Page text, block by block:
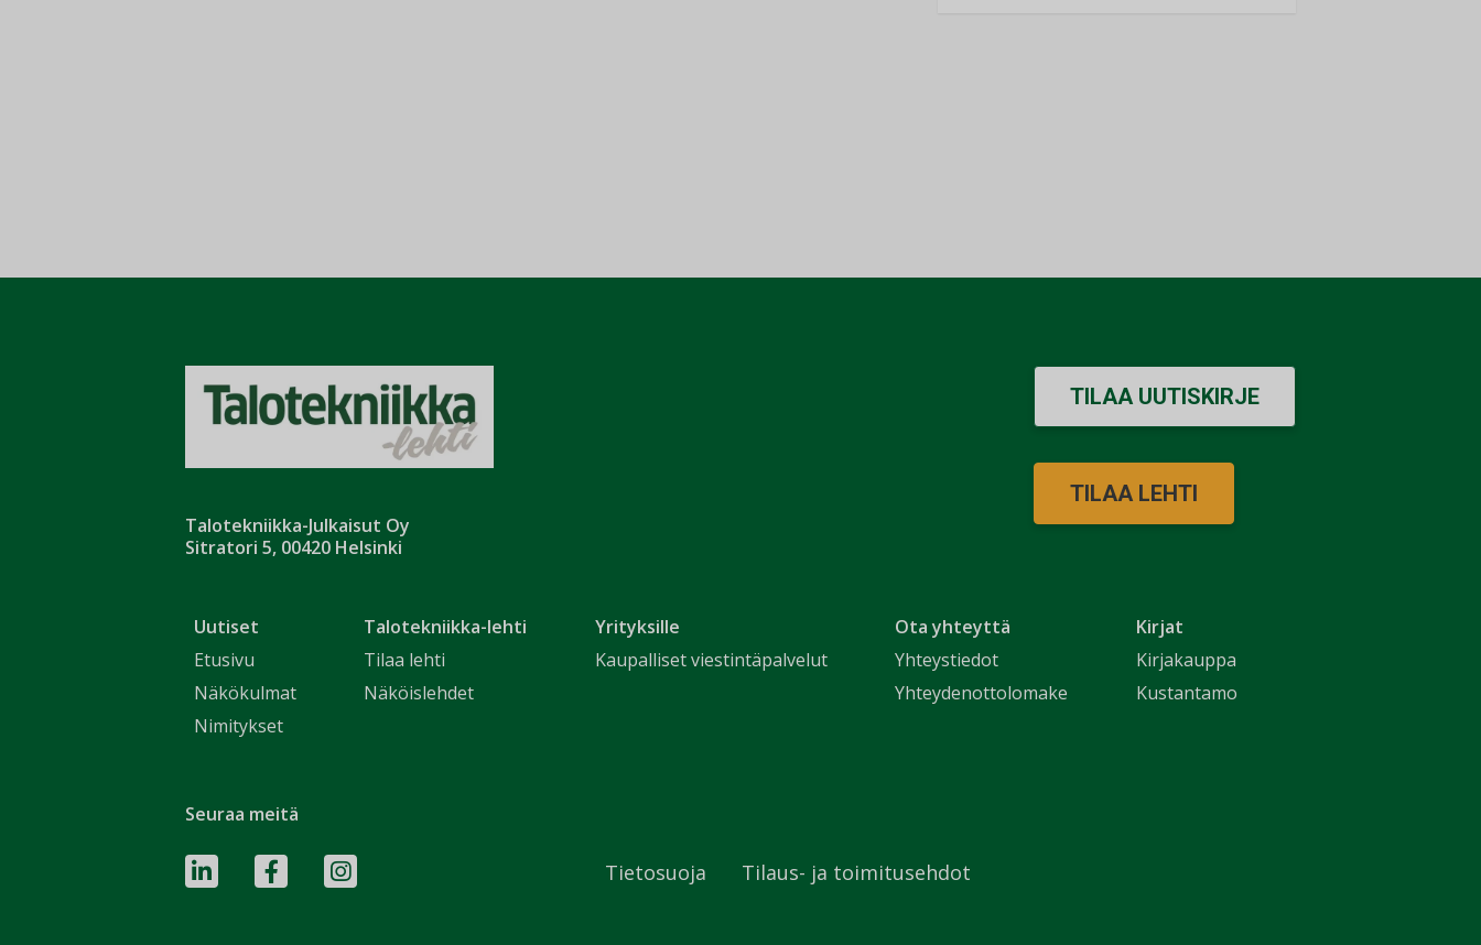
Talotekniikka-Julkaisut Oy
Sitratori 5, 00420 Helsinki
Uutiset
Etusivu
Näkökulmat
Nimitykset
Talotekniikka-lehti
Tilaa lehti
Näköislehdet
Yrityksille
Kaupalliset viestintäpalvelut
Ota yhteyttä
Yhteystiedot
Yhteydenottolomake
Kirjat
Kirjakauppa
Kustantamo
TILAA UUTISKIRJE
TILAA LEHTI
Seuraa meitä
Tietosuoja Tilaus- ja toimitusehdot